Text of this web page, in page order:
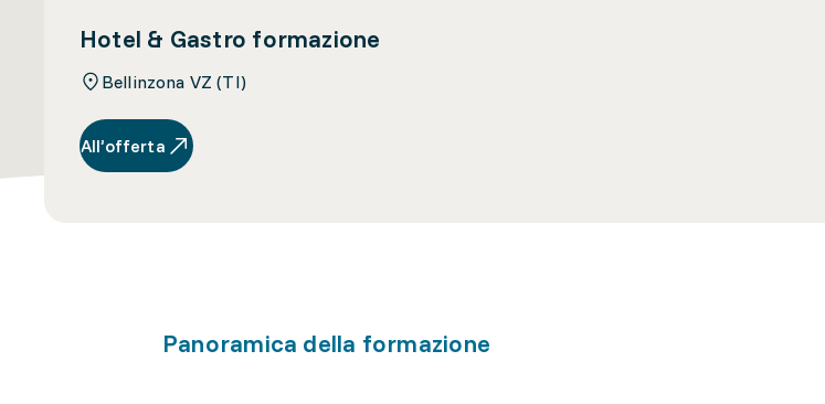
Hotel & Gastro formazione
Bellinzona VZ (TI)
All’offerta
Panoramica della formazione